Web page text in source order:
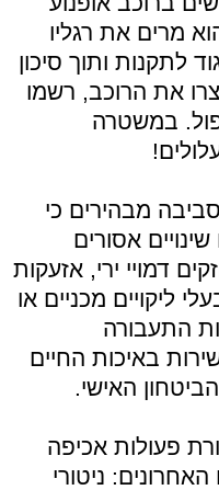
מרים את רגליו
לתקנות ותוך סיכון
את הרוכב, רשמו
במשטרה
מבהירים כי
אסורים
דמויי ירי, אזעקות
ליקויים מכניים או
התעבורה
באיכות החיים
האישי.
פעולות אכיפה
ניטורי